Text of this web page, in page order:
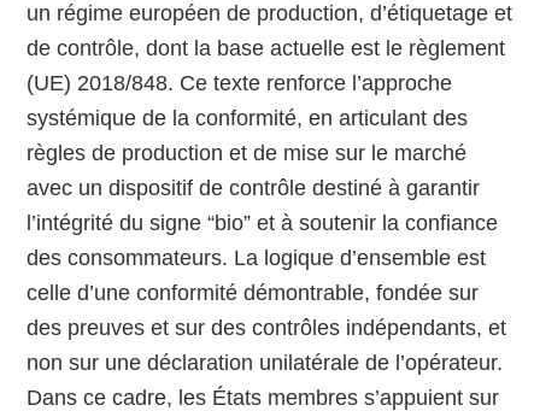
un régime européen de production, d’étiquetage et
de contrôle, dont la base actuelle est le règlement
(UE) 2018/848. Ce texte renforce l’approche
systémique de la conformité, en articulant des
règles de production et de mise sur le marché
avec un dispositif de contrôle destiné à garantir
l’intégrité du signe “bio” et à soutenir la confiance
des consommateurs. La logique d’ensemble est
celle d’une conformité démontrable, fondée sur
des preuves et sur des contrôles indépendants, et
non sur une déclaration unilatérale de l’opérateur.
Dans ce cadre, les États membres s’appuient sur